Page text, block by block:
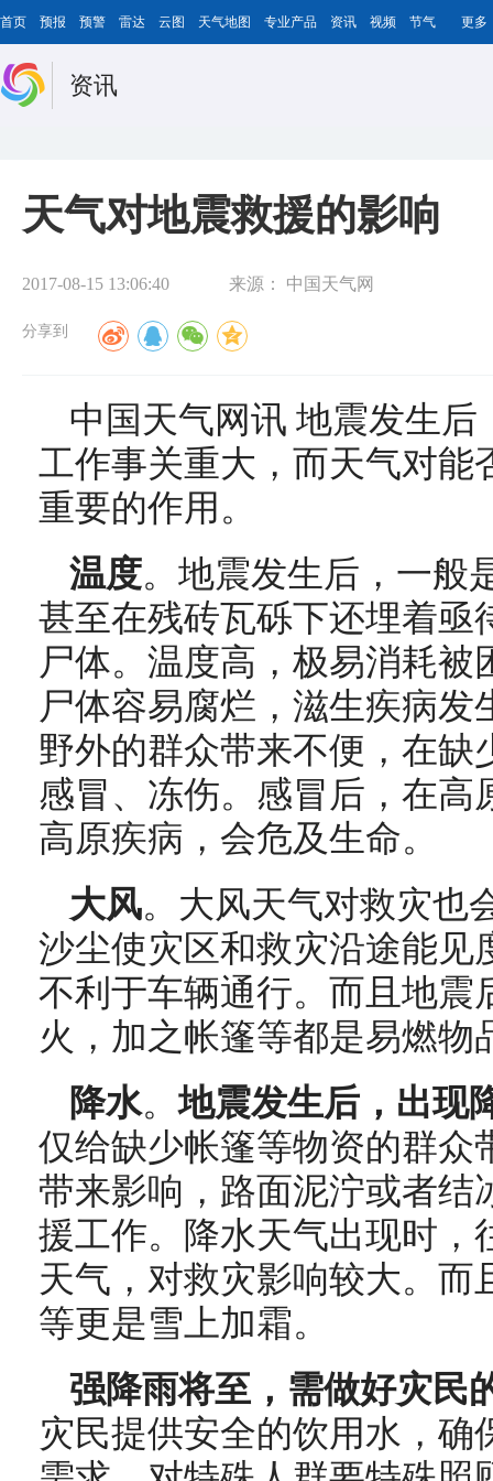
首页 预报 预警 雷达 云图 天气地图 专业产品 资讯 视频 节气 更多
资讯
天气对地震救援的影响
2017-08-15 13:06:40 来源： 中国天气网
分享到
中国天气网讯 地震发生
工作事关重大，而天气对能
重要的作用。
温度。地震发生后，一般
甚至在残砖瓦砾下还埋着亟
尸体。温度高，极易消耗
尸体容易腐烂，滋生疾病
野外的群众带来不便，在缺
感冒、冻伤。感冒后，在高
高原疾病，会危及生命。
大风。大风天气对救灾也
沙尘使灾区和救灾沿途能见
不利于车辆通行。而且地震
火，加之帐篷等都是易燃物
降水。地震发生后，出现
仅给缺少帐篷等物资的群众
带来影响，路面泥泞或者结
援工作。降水天气出现时，
天气，对救灾影响较大。而
等更是雪上加霜。
强降雨将至，需做好灾民
灾民提供安全的饮用水，确